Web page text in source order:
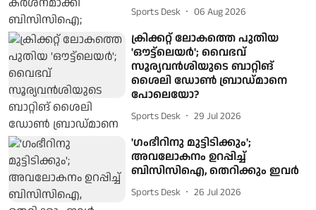
Sports Desk 06 Aug 2026
ക്രിക്കറ്റ് ലോകത്തെ പുതിയ
'ഔട്ട്ലെയര്‍'; വൈഭവ്
സൂര്യവൻശിയുടെ ബാറ്റിങ്
ശൈലി ഡോണ്‍ ബ്രാഡ്മാനെ
പോലെയോ?
Sports Desk 29 Jul 2026
'ഗംഭീറിനു മുട്ടിടിക്കും';
അവലോകനം ഉറപ്പിച്ച്
ബിസിസിഐ, തെറിക്കും ഇവർ
Sports Desk 26 Jul 2026